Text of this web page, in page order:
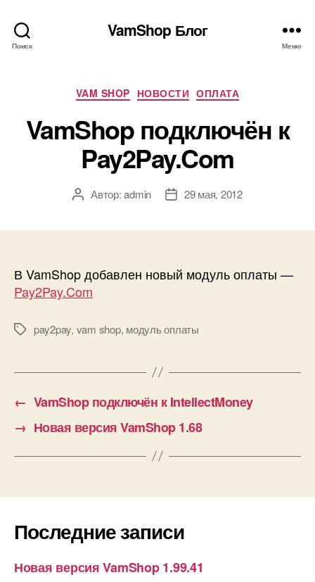
Поиск
VamShop Блог
Меню
Рубрики
VAM SHOP НОВОСТИ ОПЛАТА
VamShop подключён к
Pay2Pay.Com
АвторАвтор:admin
Дата29 мая, 2012
В VamShop добавлен новый модуль оплаты —
Pay2Pay.Com
Меткиpay2pay, vam shop, модуль оплаты
← VamShop подключён к IntellectMoney
→ Новая версия VamShop 1.68
Последние записи
Новая версия VamShop 1.99.41